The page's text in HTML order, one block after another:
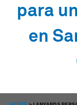
para
en